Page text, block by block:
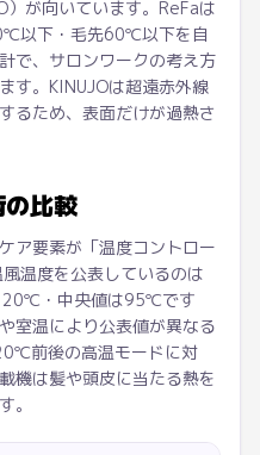
）が向いています。ReFaは
以下・毛先60℃以下を自
で、サロンワークの考え方
す。KINUJOは超遠赤外線
るため、表面だけが過熱さ
比較
ア要素が「温度コントロー
温度を公表しているのは
・中央値は95℃です
室温により公表値が異なる
前後の高温モードに対
機は髪や頭皮に当たる熱を
。